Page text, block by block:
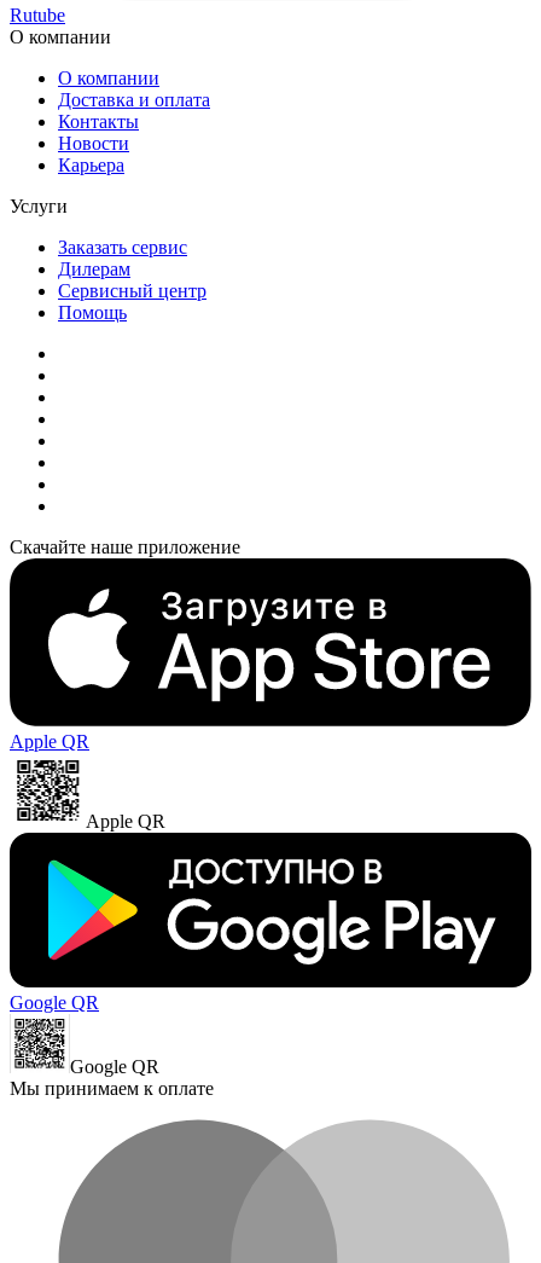
Rutube
О компании
О компании
Доставка и оплата
Контакты
Новости
Карьера
Услуги
Заказать сервис
Дилерам
Сервисный центр
Помощь
Скачайте наше приложение
Apple QR
Apple QR
Google QR
Google QR
Мы принимаем к оплате